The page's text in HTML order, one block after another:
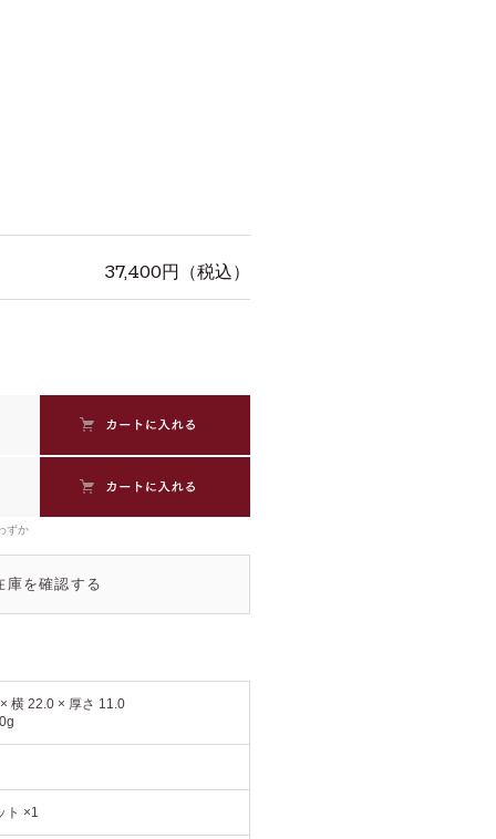
37,400円（税込）
ずか
庫を確認する
横 22.0 × 厚さ 11.0
ト ×1